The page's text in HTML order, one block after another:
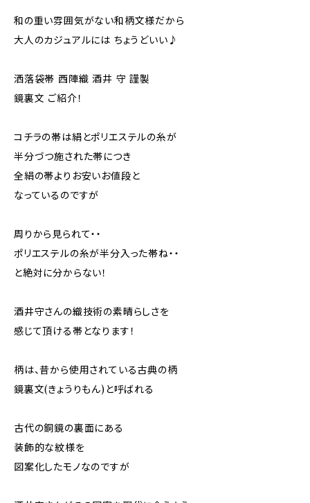
和の重い雰囲気がない和柄文様だから
大人のカジュアルには ちょうどいい♪
洒落袋帯 西陣織 酒井 守 謹製
鏡裏文 ご紹介！
コチラの帯は絹とポリエステルの糸が
半分づつ施された帯につき
全絹の帯よりお安いお値段と
なっているのですが
周りから見られて・・
ポリエステルの糸が半分入った帯ね・・
と絶対に分からない！
酒井守さんの織技術の素晴らしさを
感じて頂ける帯となります！
柄は、昔から使用されている古典の柄
鏡裏文(きょうりもん)と呼ばれる
古代の銅鏡の裏面にある
装飾的な紋様を
図案化したモノなのですが